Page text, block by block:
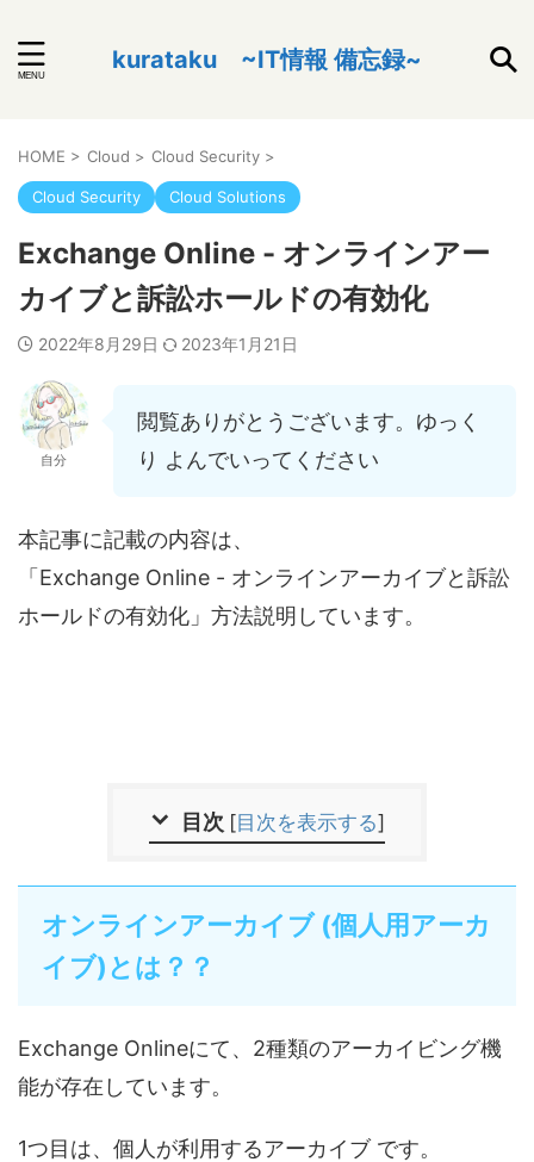
kurataku ~IT情報 備忘録~
HOME > Cloud > Cloud Security >
Cloud Security Cloud Solutions
Exchange Online - オンラインアー
カイブと訴訟ホールドの有効化
2022年8月29日 2023年1月21日
自分
閲覧ありがとうございます。ゆっく
り よんでいってください
本記事に記載の内容は、
「Exchange Online - オンラインアーカイブと訴訟
ホールドの有効化」方法説明しています。
目次 [目次を表示する]
オンラインアーカイブ (個人用アーカ
イブ)とは？？
Exchange Onlineにて、2種類のアーカイビング機
能が存在しています。
1つ目は、個人が利用するアーカイブ です。